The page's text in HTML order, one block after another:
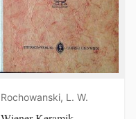
Rochowanski, L. W.